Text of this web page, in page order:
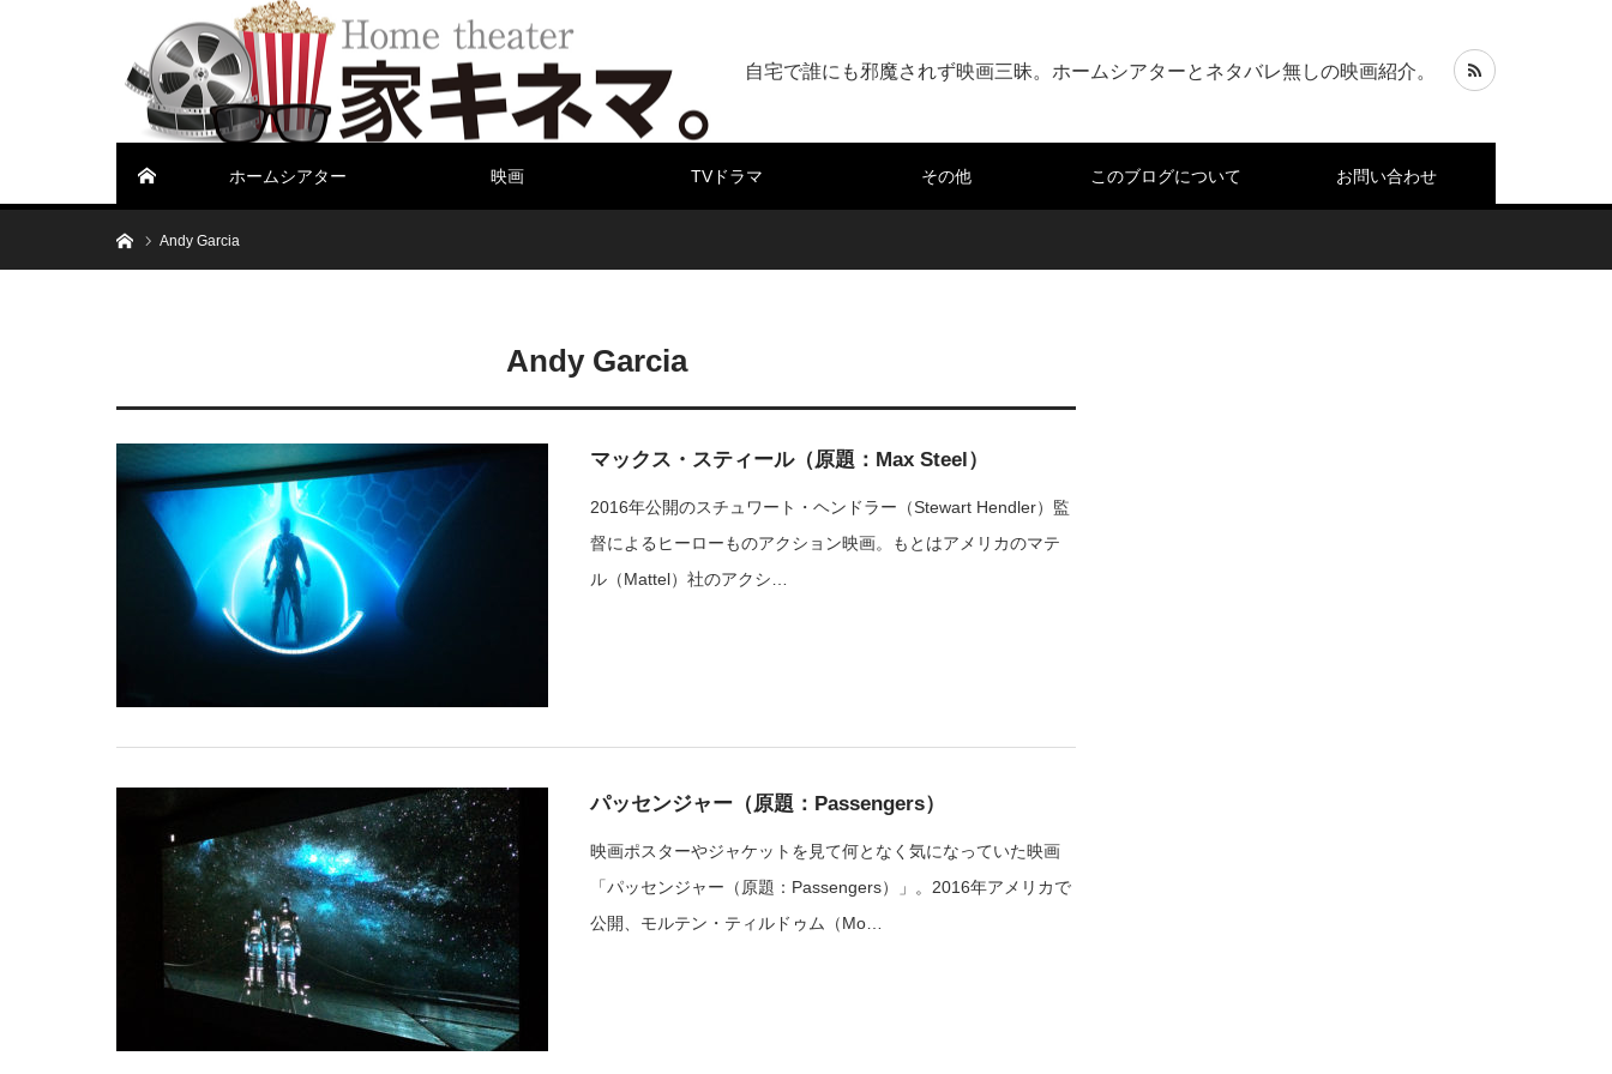
自宅で誰にも邪魔されず映画三昧。ホームシアターとネタバレ無しの映画紹介。
ホームシアター 映画 TVドラマ その他 このブログについて お問い合わせ
ホームAndy Garcia
Andy Garcia
マックス・スティール（原題：Max Steel）
2016年公開のスチュワート・ヘンドラー（Stewart Hendler）監
督によるヒーローものアクション映画。もとはアメリカのマテ
ル（Mattel）社のアクシ…
パッセンジャー（原題：Passengers）
映画ポスターやジャケットを見て何となく気になっていた映画
「パッセンジャー（原題：Passengers）」。2016年アメリカで
公開、モルテン・ティルドゥム（Mo…